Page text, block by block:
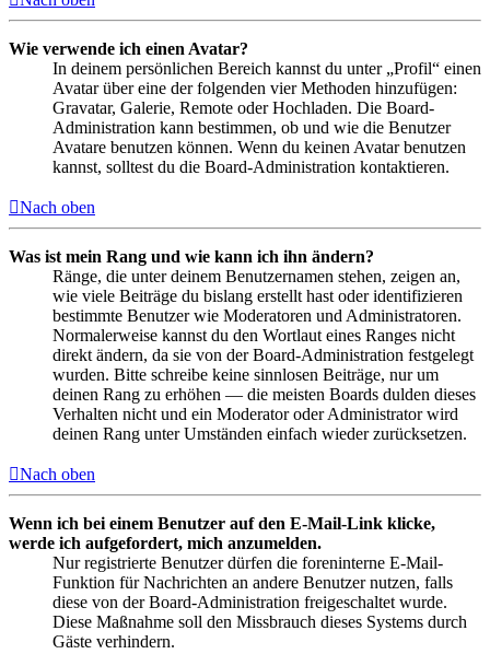
Wie verwende ich einen Avatar?
In deinem persönlichen Bereich kannst du unter „Profil“ einen
Avatar über eine der folgenden vier Methoden hinzufügen:
Gravatar, Galerie, Remote oder Hochladen. Die Board-
Administration kann bestimmen, ob und wie die Benutzer
Avatare benutzen können. Wenn du keinen Avatar benutzen
kannst, solltest du die Board-Administration kontaktieren.
Nach oben
Was ist mein Rang und wie kann ich ihn ändern?
Ränge, die unter deinem Benutzernamen stehen, zeigen an,
wie viele Beiträge du bislang erstellt hast oder identifizieren
bestimmte Benutzer wie Moderatoren und Administratoren.
Normalerweise kannst du den Wortlaut eines Ranges nicht
direkt ändern, da sie von der Board-Administration festgelegt
wurden. Bitte schreibe keine sinnlosen Beiträge, nur um
deinen Rang zu erhöhen — die meisten Boards dulden dieses
Verhalten nicht und ein Moderator oder Administrator wird
deinen Rang unter Umständen einfach wieder zurücksetzen.
Nach oben
Wenn ich bei einem Benutzer auf den E-Mail-Link klicke,
werde ich aufgefordert, mich anzumelden.
Nur registrierte Benutzer dürfen die foreninterne E-Mail-
Funktion für Nachrichten an andere Benutzer nutzen, falls
diese von der Board-Administration freigeschaltet wurde.
Diese Maßnahme soll den Missbrauch dieses Systems durch
Gäste verhindern.